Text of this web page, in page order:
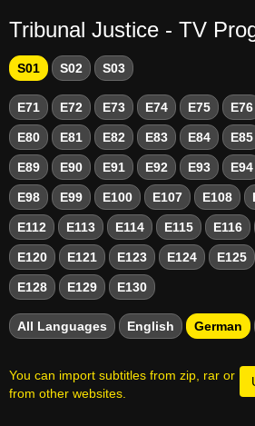
Tribunal Justice - TV
S01 S02 S03
E71 E72 E73 E74 E75 E76
E80 E81 E82 E83 E84 E85
E89 E90 E91 E92 E93 E94
E98 E99 E100 E107 E108
E112 E113 E114 E115 E116
E120 E121 E123 E124 E125
E128 E129 E130
All Languages English German
You can import subtitles from zip, rar or
from other websites.